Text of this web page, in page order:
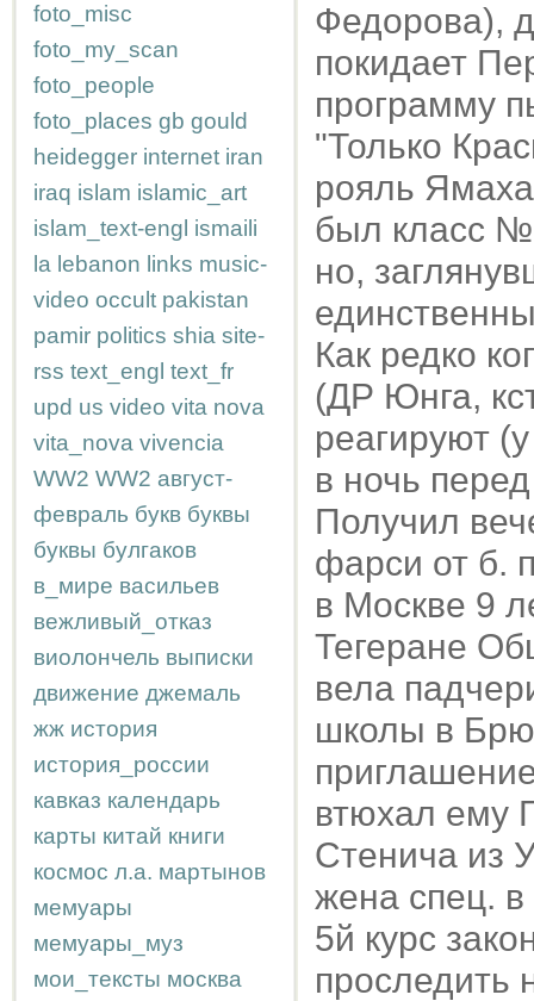
foto_misc
foto_my_scan
foto_people
foto_places gb gould
heidegger internet iran
iraq islam islamic_art
islam_text-engl ismaili
la lebanon links music-
video occult pakistan
pamir politics shia site-
rss text_engl text_fr
upd us video vita nova
vita_nova vivencia
WW2 WW2 август-
февраль букв буквы
буквы булгаков
в_мире васильев
вежливый_отказ
виолончель выписки
движение джемаль
жж история
история_россии
кавказ календарь
карты китай книги
космос л.а. мартынов
мемуары
мемуары_муз
мои_тексты москва
Федорова),
покидает
программу
"Только
рояль
был класс
но,
Как редко
(ДР Юнга,
реагируют
в ночь
Получил
фарси от б.
в Москве 9
Тегеране
вела
школы в
втюхал ему
Стенича из
жена спец.
5й курс
проследить